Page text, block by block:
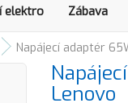
elektro Zábava
Napájecí adaptér
Lenovo